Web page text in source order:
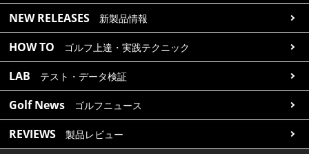
NEW RELEASES 新製品情報
HOW TO ゴルフ上達・実践テクニック
LAB テスト・データ検証
Golf News ゴルフニュース
REVIEWS 製品レビュー